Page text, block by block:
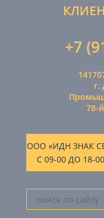
+7
г.
78-
ООО «ИДН ЗНАК
С 09-00 ДО 18-